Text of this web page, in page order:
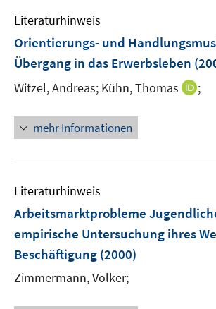
Literaturhinweis
Orientierungs- und
Übergang in das Erwerbsleben
Witzel, Andreas; Kühn, Thomas
I
F
e
n
;
mehr Informationen
Literaturhinweis
Arbeitsmarktprobleme
empirische Untersuchung ihres
Beschäftigung (2000)
Zimmermann, Volker;